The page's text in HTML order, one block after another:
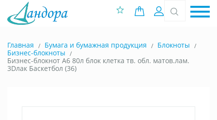
0 позиций
Вход
Главная Бумага и бумажная продукция
Блокноты
Бизнес-блокноты
Бизнес-блокнот А6 80л блок клетка тв. обл. матов.лам.
3Dлак Баскетбол (36)